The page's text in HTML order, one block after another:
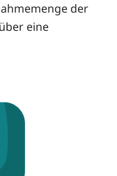
der
eine